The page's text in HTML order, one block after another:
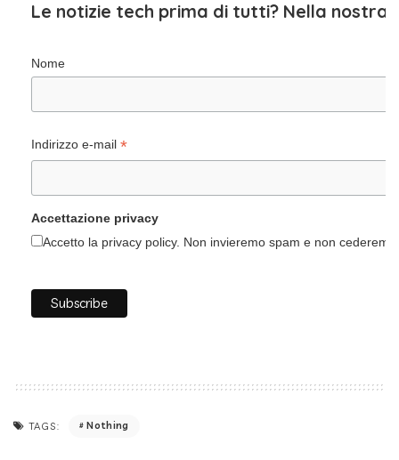
Le notizie tech prima di tutti? Nella nostra
Nome
Indirizzo e-mail *
Accettazione privacy
Accetto la privacy policy. Non invieremo spam e non
TAGS: Nothing